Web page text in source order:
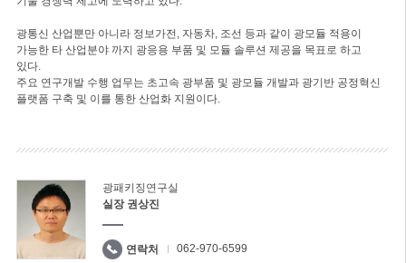
광통신 산업뿐만 아니라 정보가전, 자동차, 조선 등과 같이 광모듈 적용이
가능한 타 산업분야 까지 광응용 부품 및 모듈 솔루션 제공을 목표로 하고
있다.
주요 연구개발 수행 업무는 초고속 광부품 및 광모듈 개발과 광기반 공정혁신
플랫폼 구축 및 이를 통한 산업화 지원이다.
광패키징연구실
실장 권상진
연락처 062-970-6599